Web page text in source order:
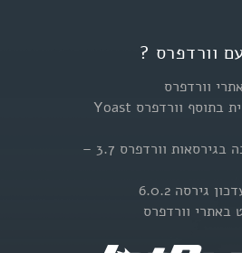
וורדפרס ?
וורדפרס
שגיאה קריטית בתוסף וורדפרס Yoast
הפסקת תמיכה בגירסאות וורדפרס 3.7 –
גירסה 6.0.2
באתרי וורדפרס